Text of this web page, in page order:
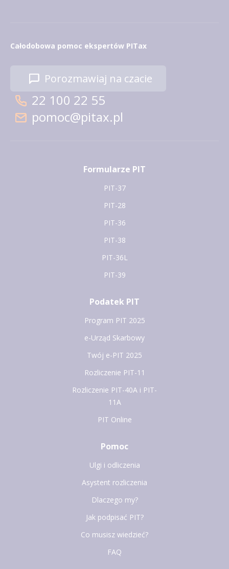
Całodobowa pomoc ekspertów PITax
Porozmawiaj na czacie
22 100 22 55
pomoc@pitax.pl
Formularze PIT
PIT-37
PIT-28
PIT-36
PIT-38
PIT-36L
PIT-39
Podatek PIT
Program PIT 2025
e-Urząd Skarbowy
Twój e-PIT 2025
Rozliczenie PIT-11
Rozliczenie PIT-40A i PIT-
11A
PIT Online
Pomoc
Ulgi i odliczenia
Asystent rozliczenia
Dlaczego my?
Jak podpisać PIT?
Co musisz wiedzieć?
FAQ